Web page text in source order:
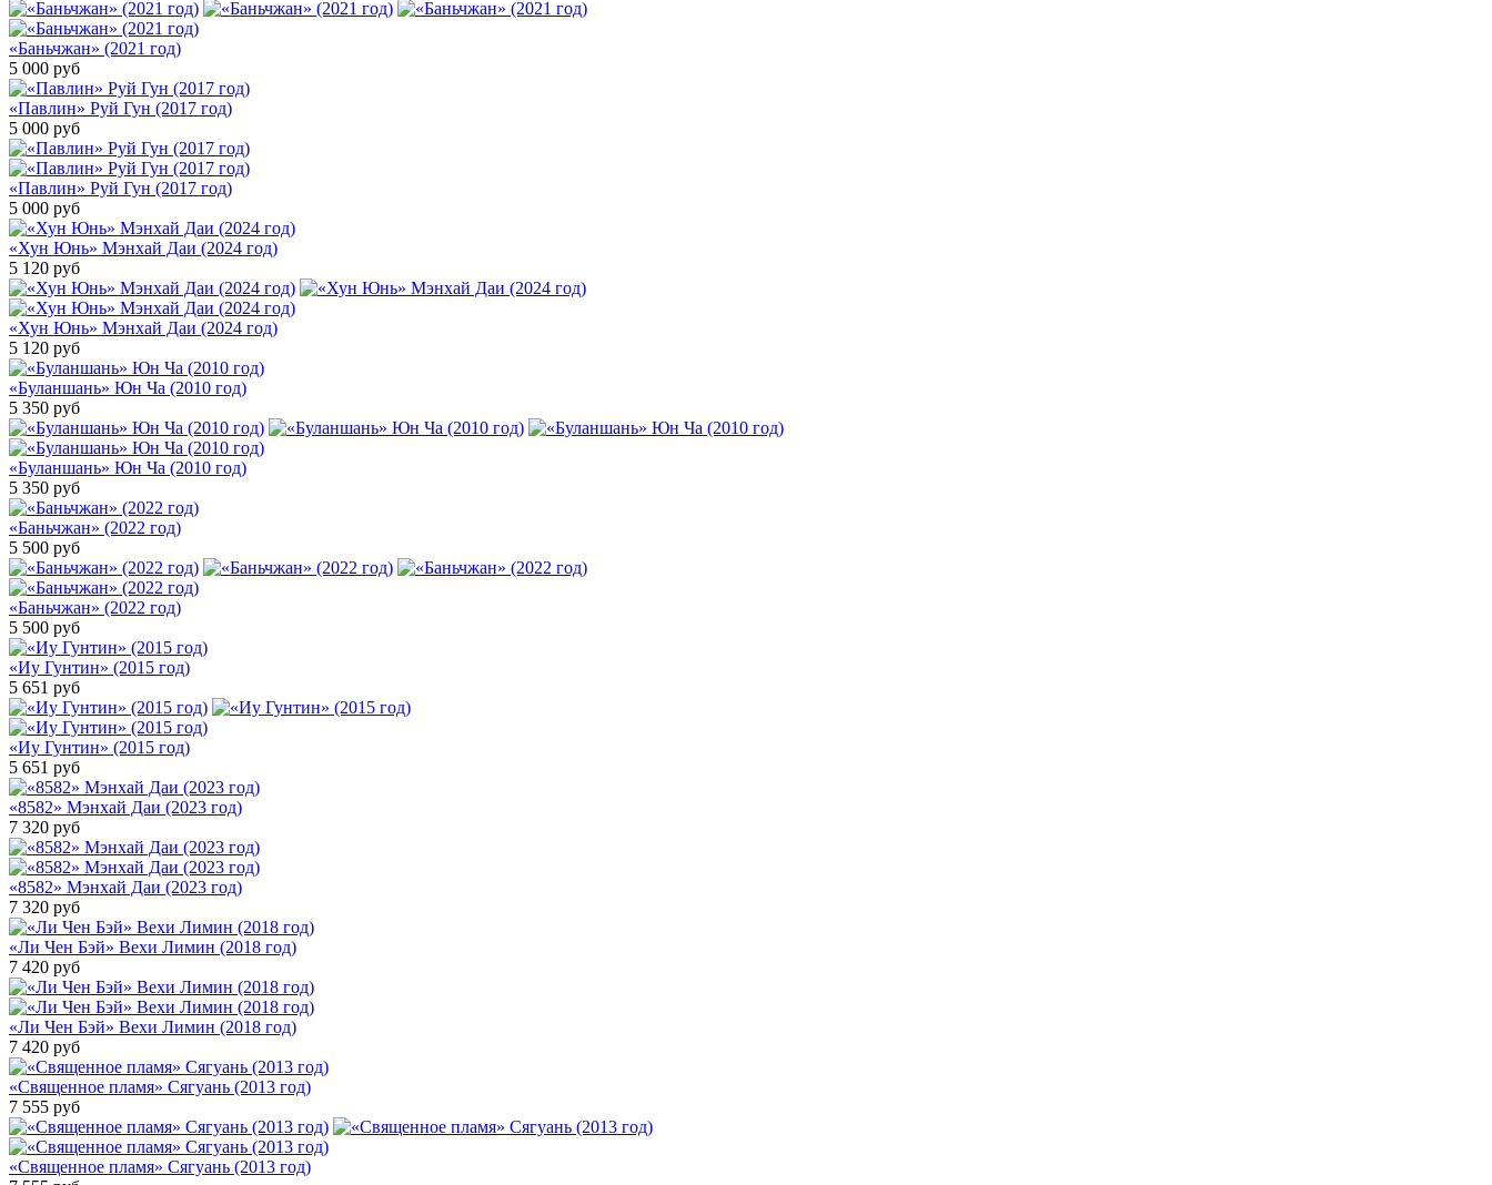
«Баньчжан» (2021 год)
5 000 руб
«Павлин» Руй Гун (2017 год)
5 000 руб
«Павлин» Руй Гун (2017 год)
5 000 руб
«Хун Юнь» Мэнхай Даи (2024 год)
5 120 руб
«Хун Юнь» Мэнхай Даи (2024 год)
5 120 руб
«Буланшань» Юн Ча (2010 год)
5 350 руб
«Буланшань» Юн Ча (2010 год)
5 350 руб
«Баньчжан» (2022 год)
5 500 руб
«Баньчжан» (2022 год)
5 500 руб
«Иу Гунтин» (2015 год)
5 651 руб
«Иу Гунтин» (2015 год)
5 651 руб
«8582» Мэнхай Даи (2023 год)
7 320 руб
«8582» Мэнхай Даи (2023 год)
7 320 руб
«Ли Чен Бэй» Вехи Лимин (2018 год)
7 420 руб
«Ли Чен Бэй» Вехи Лимин (2018 год)
7 420 руб
«Священное пламя» Сягуань (2013 год)
7 555 руб
«Священное пламя» Сягуань (2013 год)